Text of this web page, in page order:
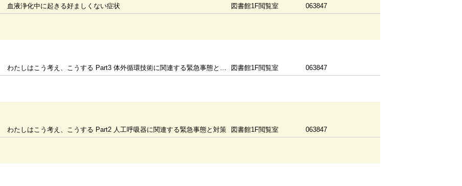
血液浄化中に起きる好ましくない症状 図書館1F閲覧室 063847
わたしはこう考え、こうする Part3 体外循環技術に関連する緊急事態と対策 図書館1F閲覧室 063847
わたしはこう考え、こうする Part2 人工呼吸器に関連する緊急事態と対策 図書館1F閲覧室 063847